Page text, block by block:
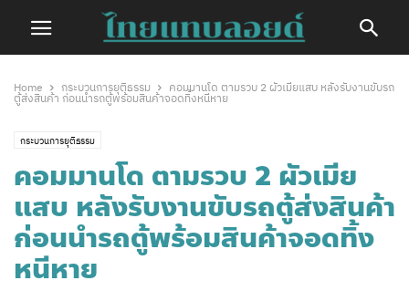
Home กระบวนการยุติธรรม
คอมมานโด ตามรวบ 2 ผัวเมียแสบ หลังรับงานขับรถ
ตู้ส่งสินค้า ก่อนนำรถตู้พร้อมสินค้าจอดทิ้งหนีหาย
กระบวนการยุติธรรม
คอมมานโด ตามรวบ 2 ผัวเมีย
แสบ หลังรับงานขับรถตู้ส่งสินค้า
ก่อนนำรถตู้พร้อมสินค้าจอดทิ้ง
หนีหาย